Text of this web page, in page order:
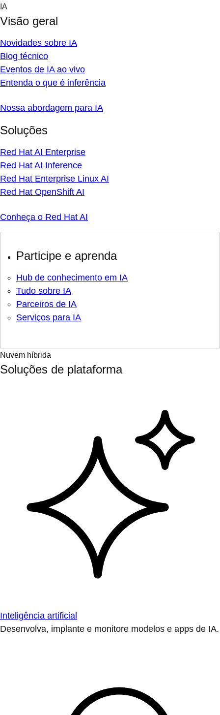
Skip
content
IA
Visão geral
Novidades sobre IA
Blog técnico
Eventos de IA ao vivo
Entenda o que é inferência
Nossa abordagem para IA
Soluções
Red Hat AI Enterprise
Red Hat AI Inference
Red Hat Enterprise Linux AI
Red Hat OpenShift AI
Conheça o Red Hat AI
Participe e aprenda
Hub de conhecimento em IA
Tudo sobre IA
Parceiros de IA
Serviços para IA
Nuvem híbrida
Soluções de plataforma
Inteligência artificial
Desenvolva, implante e monitore modelos e apps de IA.